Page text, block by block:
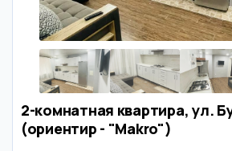
2-комнатная квартира, ул.
(ориентир - "Makro")